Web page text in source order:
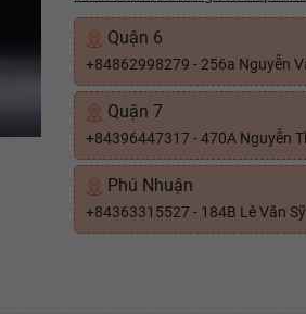
Quận 6
+84862998279 - 256a Nguyễn
Quận 7
+84396447317 - 470A Nguyễn
Phú Nhuận
+84363315527 - 184B Lê Văn